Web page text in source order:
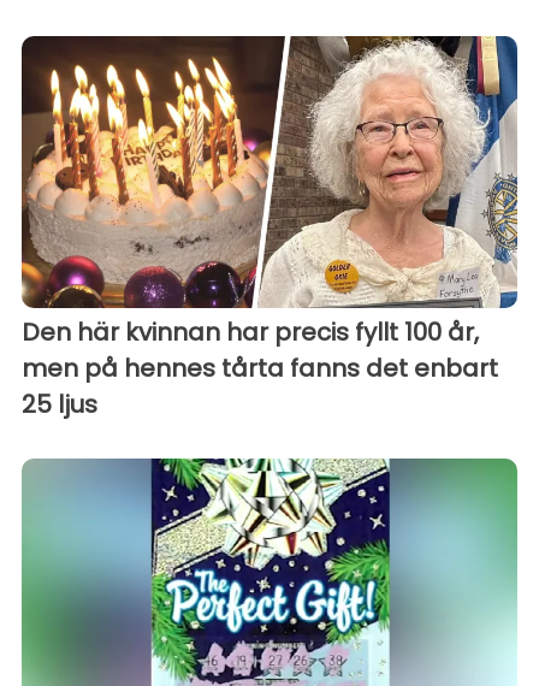
Den här kvinnan har precis fyllt 100 år,
men på hennes tårta fanns det enbart
25 ljus